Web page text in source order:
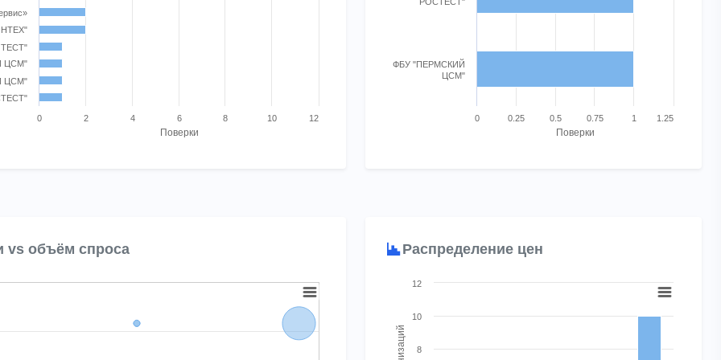
Поверки
ЦСМ"
ЦСМ"
0 2 4 6 8 10 12
Поверки
ФБУ "ПЕРМСКИЙ
ЦСМ"
0 1
0.25 0.5 0.75 1.25
vs объём спроса
Bubble charts are scatter charts where each data point also has a size value.
Поверок за год. Range: -0.13277970011534027 to 2.116632064590542.
Распределение цен
Chart
Bar chart with 5 bars.
View as data table, Chart
The chart has 1 X axis displaying categories.
8
10
12